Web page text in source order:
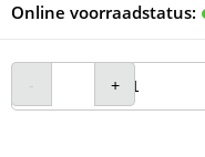
Online voorraadstatus: